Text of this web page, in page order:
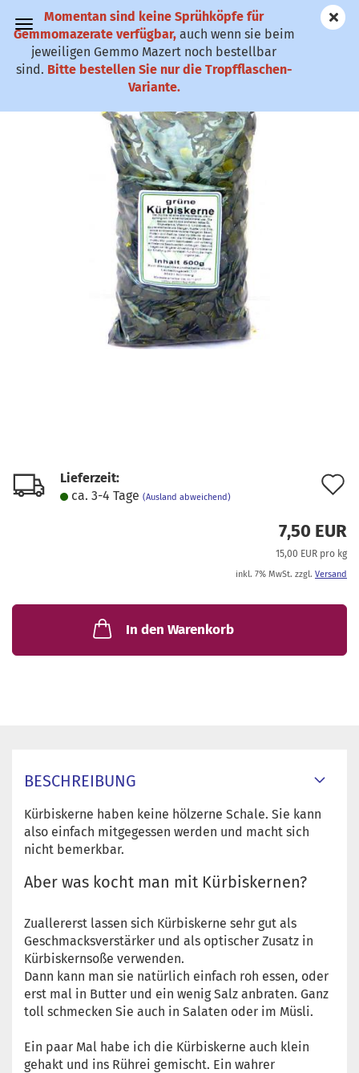
✆ 0911-61 79
25
Momentan sind keine Sprühköpfe für
Gemmomazerate verfügbar, auch wenn sie beim
jeweiligen Gemmo Mazert noch bestellbar
sind. Bitte bestellen Sie nur die Tropfflaschen-
Variante.
Kürbiskerne natur
Lieferzeit:
ca. 3-4 Tage (Ausland abweichend)
7,50 EUR
15,00 EUR pro kg
inkl. 7% MwSt. zzgl. Versand
In den Warenkorb
BESCHREIBUNG
Kürbiskerne haben keine hölzerne Schale. Sie kann
also einfach mitgegessen werden und macht sich
nicht bemerkbar.
Aber was kocht man mit Kürbiskernen?
Zuallererst lassen sich Kürbiskerne sehr gut als
Geschmacksverstärker und als optischer Zusatz in
Kürbiskernsoße verwenden.
Dann kann man sie natürlich einfach roh essen, oder
erst mal in Butter und ein wenig Salz anbraten. Ganz
toll schmecken Sie auch in Salaten oder im Müsli.
Ein paar Mal habe ich die Kürbiskerne auch klein
gehakt und ins Rührei gemischt. Ein wahrer